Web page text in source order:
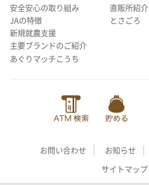
安全安心の取り組み
JAの特徴
新規就農支援
主要ブランドのご紹介
あぐりマッチこうち
直販所紹介
とさごろ
お問い合わせ お知らせ
サイトマップ